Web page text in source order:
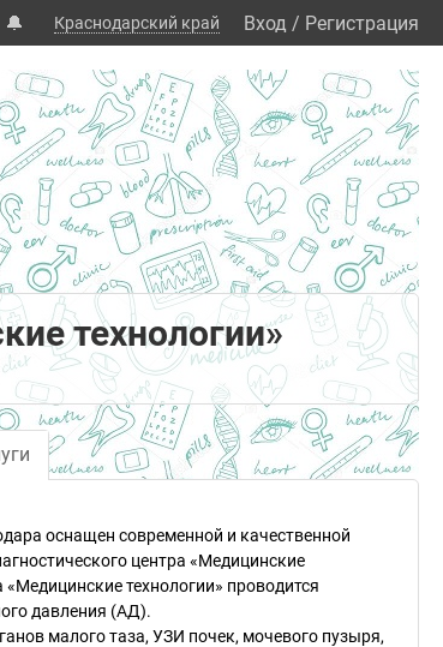
🔔 Краснодарский край Вход / Регистрация
технологии»
оснащен современной и качественной
центра «Медицинские
технологии» проводится
давления (АД).
малого таза, УЗИ почек, мочевого пузыря,